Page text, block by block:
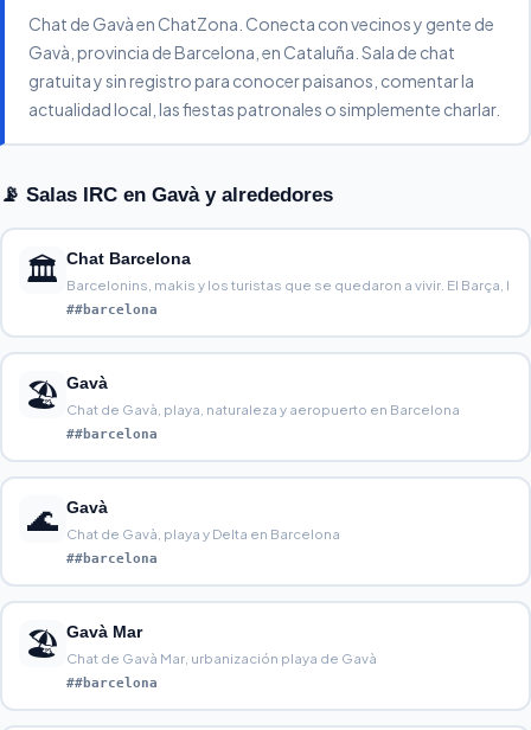
Chat de Gavà en ChatZona. Conecta con vecinos y gente de
Gavà, provincia de Barcelona, en Cataluña. Sala de chat
gratuita y sin registro para conocer paisanos, comentar la
actualidad local, las fiestas patronales o simplemente charlar.
📡 Salas IRC en Gavà y alrededores
🏛️ Chat Barcelona
Barcelonins, makis y los turistas que se quedaron a vivir. El Barça, l
##barcelona
🏖️ Gavà
Chat de Gavà, playa, naturaleza y aeropuerto en Barcelona
##barcelona
🌊 Gavà
Chat de Gavà, playa y Delta en Barcelona
##barcelona
🏖️ Gavà Mar
Chat de Gavà Mar, urbanización playa de Gavà
##barcelona